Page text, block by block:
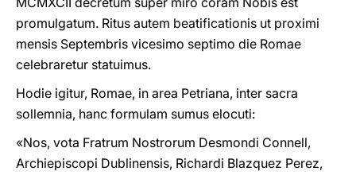
promulgatum. Ritus autem beatificationis ut proximi
mensis Septembris vicesimo septimo die Romae
celebraretur statuimus.
Hodie igitur, Romae, in area Petriana, inter sacra
sollemnia, hanc formulam sumus elocuti:
«Nos, vota Fratrum Nostrorum Desmondi Connell,
Archiepiscopi Dublinensis, Richardi Blazquez Perez,